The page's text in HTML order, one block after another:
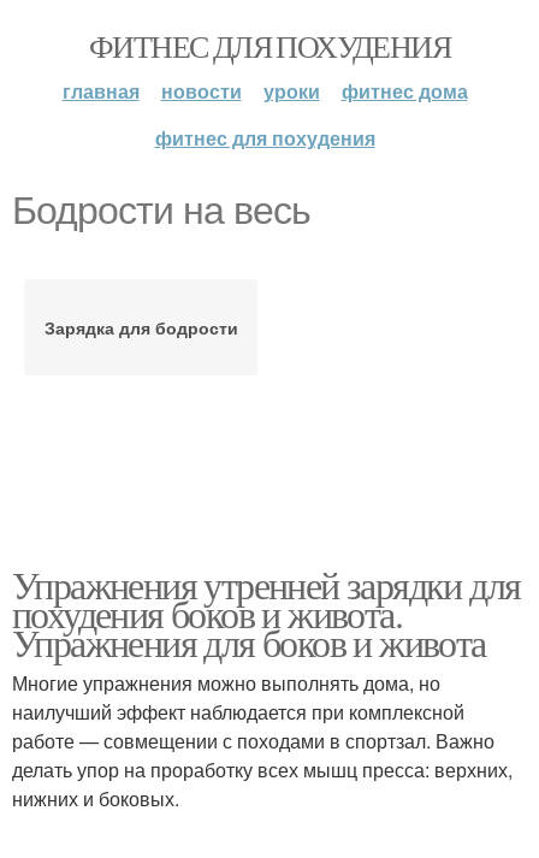
ФИТНЕС ДЛЯ ПОХУДЕНИЯ
главная новости уроки
фитнес дома
фитнес для похудения
Бодрости на весь
Зарядка для бодрости
Упражнения утренней зарядки для
похудения боков и живота.
Упражнения для боков и живота
Многие упражнения можно выполнять дома, но
наилучший эффект наблюдается при комплексной
работе — совмещении с походами в спортзал. Важно
делать упор на проработку всех мышц пресса: верхних,
нижних и боковых.